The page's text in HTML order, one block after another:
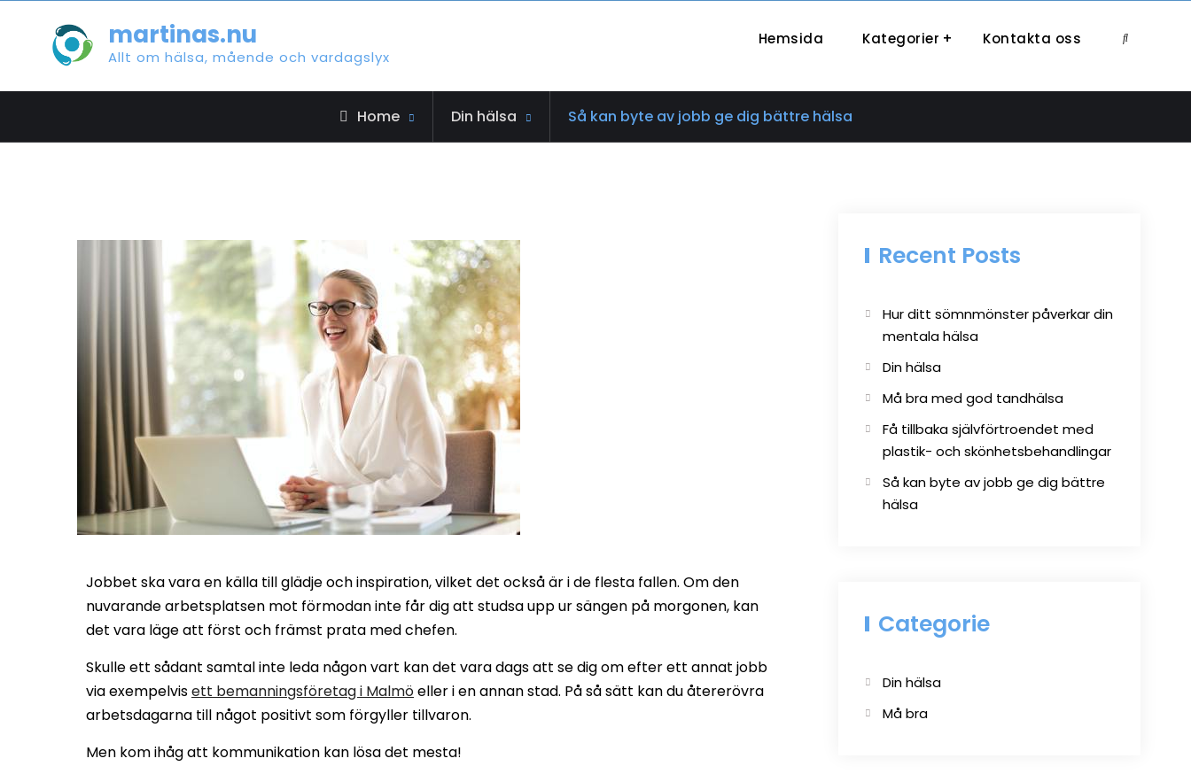
content
martinas.nu
Allt om hälsa, mående och vardagslyx
Hemsida Kategorier Kontakta oss Search
Home Din hälsa Så kan byte av jobb ge dig bättre hälsa
Jobbet ska vara en källa till glädje och inspiration, vilket det också är i de flesta fallen. Om den
nuvarande arbetsplatsen mot förmodan inte får dig att studsa upp ur sängen på morgonen, kan
det vara läge att först och främst prata med chefen.
Skulle ett sådant samtal inte leda någon vart kan det vara dags att se dig om efter ett annat jobb
via exempelvisett bemanningsföretag i Malmöeller i en annan stad. På så sätt kan du återerövra
arbetsdagarna till något positivt som förgyller tillvaron.
Men kom ihåg att kommunikation kan lösa det mesta!
Recent Posts
Hur ditt sömnmönster påverkar din
mentala hälsa
Din hälsa
Må bra med god tandhälsa
Få tillbaka självförtroendet med
plastik- och skönhetsbehandlingar
Så kan byte av jobb ge dig bättre
hälsa
Categorie
Din hälsa
Må bra